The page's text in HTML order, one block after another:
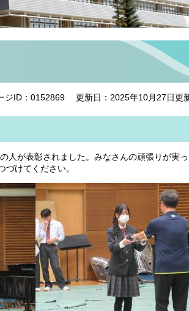
ジID：0152869 更新日：2025年10月27日更
人が表彰されました。みなさんの頑張りが実
けてください。